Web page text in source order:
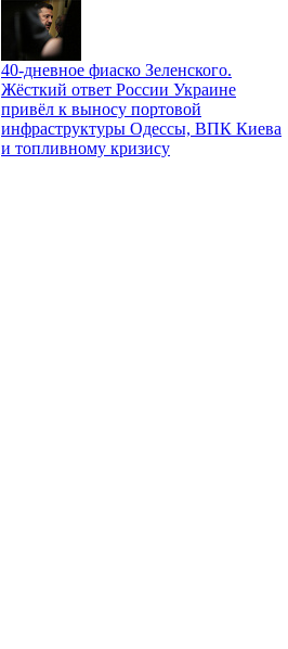
40-дневное фиаско Зеленского.
Жёсткий ответ России Украине
привёл к выносу портовой
инфраструктуры Одессы, ВПК Киева
и топливному кризису